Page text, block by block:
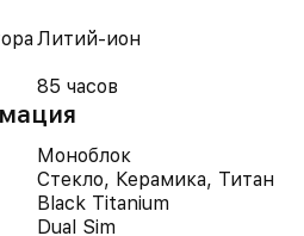
Литий-ион
85 часов
Моноблок
Стекло, Керамика, Титан
Black Titanium
Dual Sim